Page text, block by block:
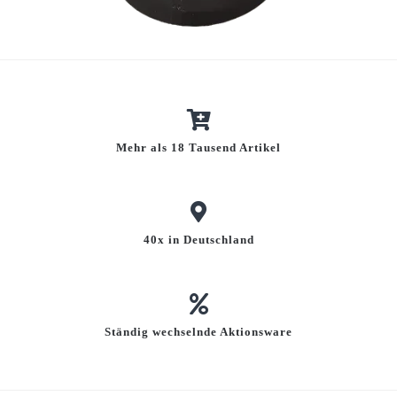
Mehr als 18 Tausend Artikel
40x in Deutschland
Ständig wechselnde Aktionsware